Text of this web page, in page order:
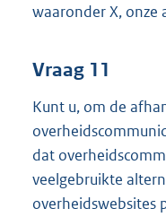
waaronder X, onze
Vraag 11
Kunt u, om de
dat
veelgebruikte
overheidswebsites